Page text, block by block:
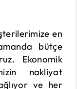
en
bütçe
Ekonomik
nakliyat
ve her